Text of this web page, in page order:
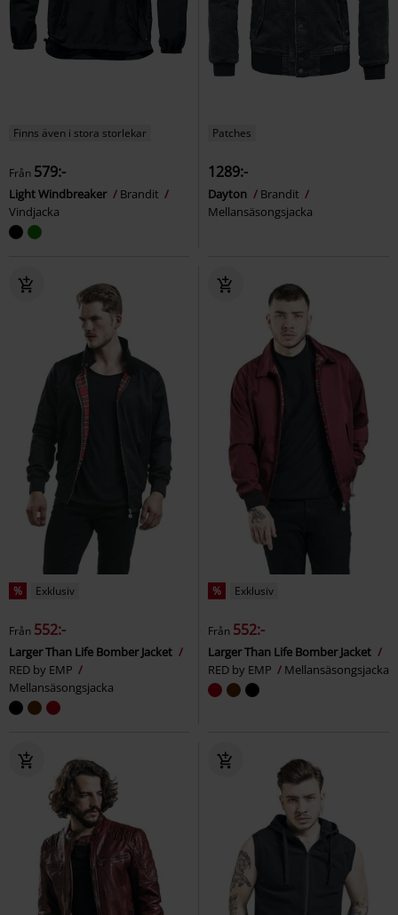
Finns även i stora storlekar
Från 579:-
Light Windbreaker
Brandit
Vindjacka
Patches
1289:-
Dayton
Brandit
Mellansäsongsjacka
% Exklusiv
Från 552:-
Larger Than Life Bomber Jacket
RED by EMP
Mellansäsongsjacka
% Exklusiv
Från 552:-
Larger Than Life Bomber Jacket
RED by EMP
Mellansäsongsjacka